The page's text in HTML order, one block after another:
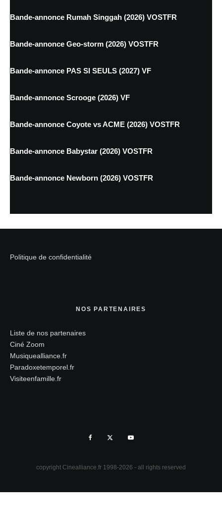
Bande-annonce Rumah Singgah (2026) VOSTFR
Bande-annonce Geo-storm (2026) VOSTFR
Bande-annonce PAS SI SEULS (2027) VF
Bande-annonce Scrooge (2026) VF
Bande-annonce Coyote vs ACME (2026) VOSTFR
Bande-annonce Babystar (2026) VOSTFR
Bande-annonce Newborn (2026) VOSTFR
Politique de confidentialité
NOS PARTENAIRES
Liste de nos partenaires
Ciné Zoom
Musiquealliance.fr
Paradoxetemporel.fr
Visiteenfamille.fr
copyright Cinealliance.fr 1998-2026 - all rights reserved